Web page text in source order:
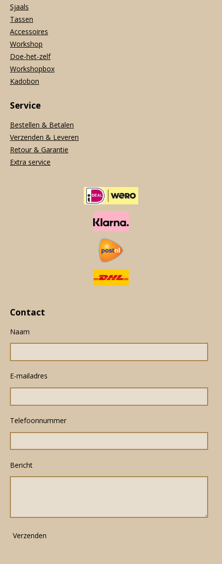
Sjaals
Tassen
Accessoires
Workshop
Doe-het-zelf
Workshopbox
Kadobon
Service
Bestellen & Betalen
Verzenden & Leveren
Retour & Garantie
Extra service
Contact
Naam
E-mailadres
Telefoonnummer
Bericht
Verzenden